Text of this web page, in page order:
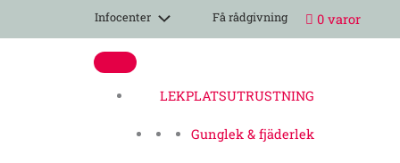
Infocenter Få rådgivning 0 varor
LEKPLATSUTRUSTNING
Gunglek & fjäderlek